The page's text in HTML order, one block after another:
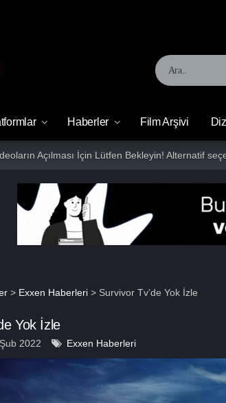
Haberler Film Arşivi
Açılması İçin Lütfen Bekleyin! Alternatif
> Exxen Haberleri > Survivor Tv’de Yok İzle
Yok İzle
2022 Exxen Haberleri